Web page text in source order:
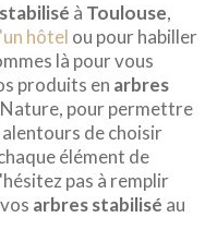
à Toulouse,
hôtel ou pour habiller
là pour vous
produits en arbres
pour permettre
alentours de choisir
élément de
pas à remplir
vos arbres stabilisé au